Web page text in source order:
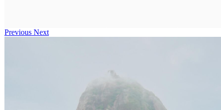
Previous Next